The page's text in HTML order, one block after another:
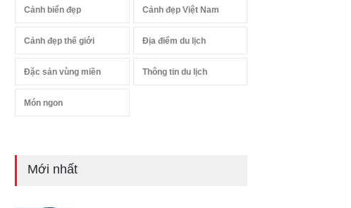
Cảnh biển đẹp Cảnh đẹp Việt Nam
Cảnh đẹp thế giới Địa điểm du lịch
Đặc sản vùng miền Thông tin du lịch
Món ngon
Mới nhất